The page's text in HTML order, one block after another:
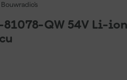
Bouwradio's
81078-QW 54V Li-